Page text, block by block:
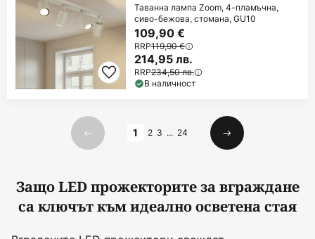
Таванна лампа Zoom, 4-пламъчна,
сиво-бежова, стомана, GU10
109,90 €
RRP119,90 €
214,95 лв.
RRP234,50 лв.
В наличност
Предишна
1 2 3 ... 24
Следваща
Защо LED прожекторите за вграждане
са ключът към идеално осветена стая